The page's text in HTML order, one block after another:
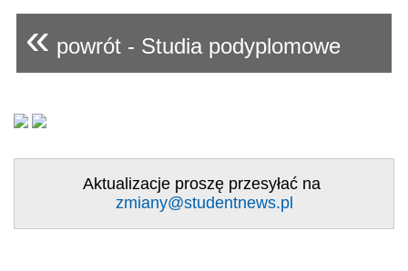
« powrót - Studia podyplomowe
Aktualizacje proszę przesyłać na
zmiany@studentnews.pl